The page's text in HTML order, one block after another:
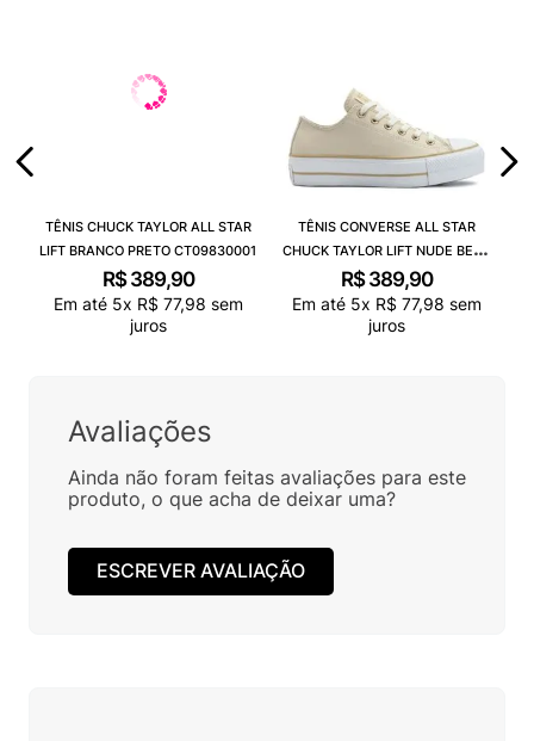
TÊNIS CHUCK TAYLOR ALL STAR
LIFT BRANCO PRETO CT09830001
R$ 389,90
Em até 5x R$ 77,98 sem
juros
TÊNIS CONVERSE ALL STAR
CHUCK TAYLOR LIFT NUDE BEGE
CLARO BRANCO CT09830003
R$ 389,90
Em até 5x R$ 77,98 sem
juros
Avaliações
Ainda não foram feitas avaliações para este
produto, o que acha de deixar uma?
ESCREVER AVALIAÇÃO